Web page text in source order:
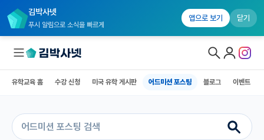
김박사넷
푸시 알림으로 소식을 빠르게
앱으로 보기 닫기
국내대학원 정보
유학교육 홈 수강 신청 미국 유학 게시판 어드미션 포스팅 블로그 이벤트
유학교육 홈 어드미션 포스팅 블로그